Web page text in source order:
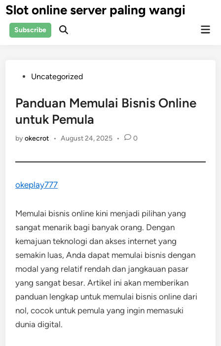
Skip
to
content
Slot online server paling wangi
Subscribe
Open
PostedUncategorized
Panduan Memulai Bisnis Online
untuk Pemula
byokecrot • August 24, 2025 • 0
okeplay777
Memulai bisnis online kini menjadi pilihan yang
sangat menarik bagi banyak orang. Dengan
kemajuan teknologi dan akses internet yang
semakin luas, Anda dapat memulai bisnis dengan
modal yang relatif rendah dan jangkauan pasar
yang sangat besar. Artikel ini akan memberikan
panduan lengkap untuk memulai bisnis online dari
nol, cocok untuk pemula yang ingin memasuki
dunia digital.